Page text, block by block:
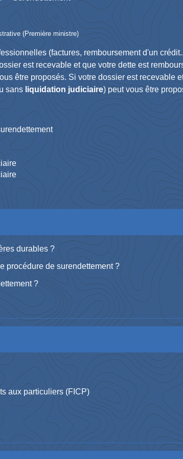
(Première ministre)
(factures, remboursement d'un
est recevable et que votre dette est
être proposés. Si votre dossier est recevable
sans liquidation judiciaire) peut vous être
durables ?
procédure de surendettement ?
?
aux particuliers (FICP)